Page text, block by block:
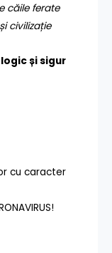
căile ferate
civilizație
și sigur
cu caracter